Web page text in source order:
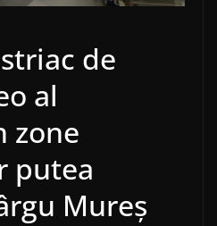
de
al
zone
putea
Mureș